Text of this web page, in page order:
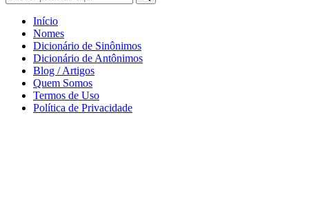
Início
Nomes
Dicionário de Sinônimos
Dicionário de Antônimos
Blog / Artigos
Quem Somos
Termos de Uso
Política de Privacidade